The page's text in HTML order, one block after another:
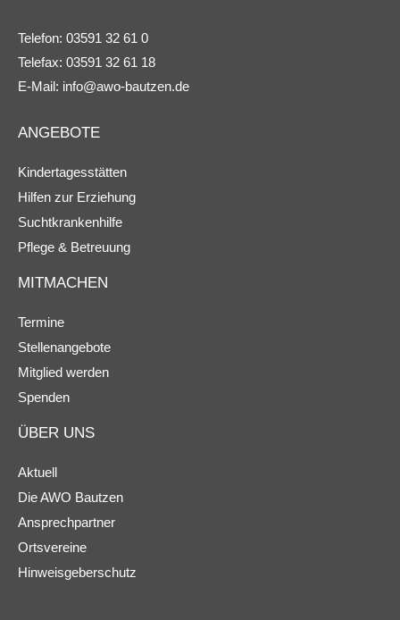
Telefon: 03591 32 61 0
Telefax: 03591 32 61 18
E-Mail: info@awo-bautzen.de
ANGEBOTE
Kindertagesstätten
Hilfen zur Erziehung
Suchtkrankenhilfe
Pflege & Betreuung
MITMACHEN
Termine
Stellenangebote
Mitglied werden
Spenden
ÜBER UNS
Aktuell
Die AWO Bautzen
Ansprechpartner
Ortsvereine
Hinweisgeberschutz